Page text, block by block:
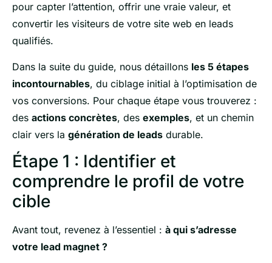
pour capter l’attention, offrir une vraie valeur, et
convertir les visiteurs de votre site web en leads
qualifiés.
Dans la suite du guide, nous détaillons les 5 étapes
incontournables, du ciblage initial à l’optimisation de
vos conversions. Pour chaque étape vous trouverez :
des actions concrètes, des exemples, et un chemin
clair vers la génération de leads durable.
Étape 1 : Identifier et
comprendre le profil de votre
cible
Avant tout, revenez à l’essentiel : à qui s’adresse
votre lead magnet ?